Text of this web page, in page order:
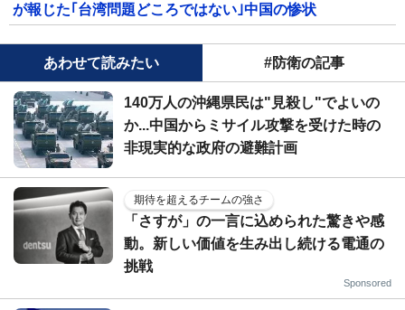
が報じた｢台湾問題どころではない｣中国の惨状
あわせて読みたい #防衛の記事
140万人の沖縄県民は"見殺し"でよいの
か...中国からミサイル攻撃を受けた時の
非現実的な政府の避難計画
期待を超えるチームの強さ
「さすが」の一言に込められた驚きや感
動。新しい価値を生み出し続ける電通の
挑戦
Sponsored